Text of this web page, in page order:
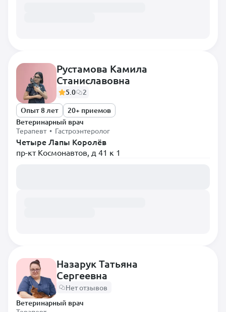
Рустамова Камила
Станиславовна
5.0
2
Опыт 8 лет
20+ приемов
Ветеринарный врач
Терапевт • Гастроэнтеролог
Четыре Лапы Королёв
пр-кт Космонавтов, д 41 к 1
Назарук Татьяна
Сергеевна
Нет отзывов
Ветеринарный врач